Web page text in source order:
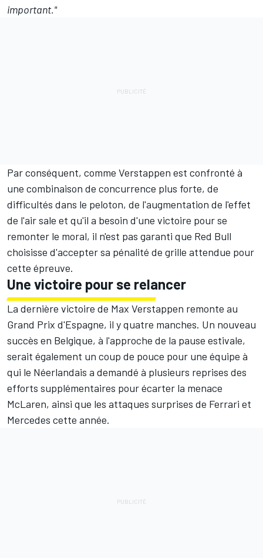
important."
Par conséquent, comme Verstappen est confronté à
une combinaison de concurrence plus forte, de
difficultés dans le peloton, de l'augmentation de l'effet
de l'air sale et qu'il a besoin d'une victoire pour se
remonter le moral, il n'est pas garanti que Red Bull
choisisse d'accepter sa pénalité de grille attendue pour
cette épreuve.
Une victoire pour se relancer
La dernière victoire de Max Verstappen remonte au
Grand Prix d'Espagne, il y quatre manches. Un nouveau
succès en Belgique, à l'approche de la pause estivale,
serait également un coup de pouce pour une équipe à
qui le Néerlandais a demandé à plusieurs reprises des
efforts supplémentaires pour écarter la menace
McLaren, ainsi que les attaques surprises de Ferrari et
Mercedes cette année.